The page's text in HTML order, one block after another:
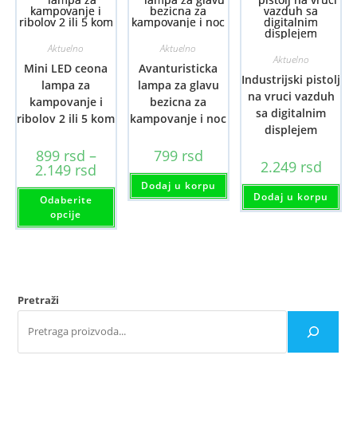
Aktuelno
Mini LED ceona
lampa za
kampovanje i
ribolov 2 ili 5 kom
899 rsd –
2.149 rsd
od
899 rsd
2.149 rsd
Odaberite
opcije
Ovaj
proizvod
proizvoda.
Aktuelno
Avanturisticka
lampa za glavu
bezicna za
kampovanje i noc
799 rsd
Dodaj u korpu
Aktuelno
Industrijski pistolj
na vruci vazduh
sa digitalnim
displejem
2.249 rsd
Dodaj u korpu
Pretraži